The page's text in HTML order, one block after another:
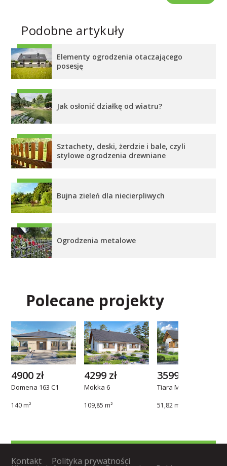
Podobne artykuły
Elementy ogrodzenia otaczającego
posesję
Jak osłonić działkę od wiatru?
Sztachety, deski, żerdzie i bale, czyli
stylowe ogrodzenia drewniane
Bujna zieleń dla niecierpliwych
Ogrodzenia metalowe
Polecane projekty
Domena 163 C1
140 m²
4900 zł
Mokka 6
109,85 m²
4299 zł
Tiara Mini
51,82 m²
3599 zł
Kontakt Polityka prywatności